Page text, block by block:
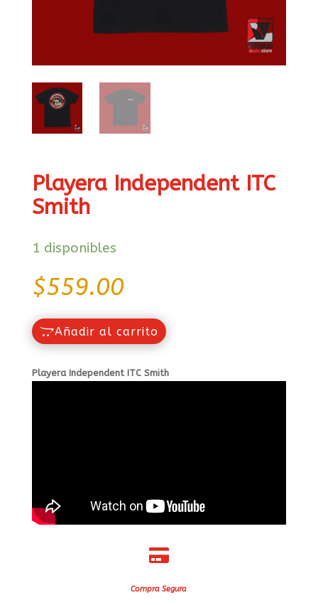
Playera Independent ITC
Smith
1 disponibles
$559.00
Añadir al carrito
Playera Independent ITC Smith

Compra Segura